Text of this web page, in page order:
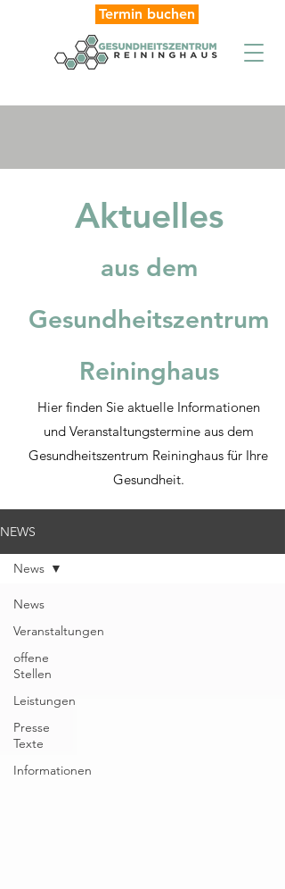
Termin buchen
Aktuelles
aus dem
Gesundheitszentrum
Reininghaus
Hier finden Sie aktuelle Informationen
und Veranstaltungstermine aus dem
Gesundheitszentrum Reininghaus für Ihre
Gesundheit.
NEWS
News
Veranstaltungen
offene
Stellen
Leistungen
Presse
Texte
Informationen
News